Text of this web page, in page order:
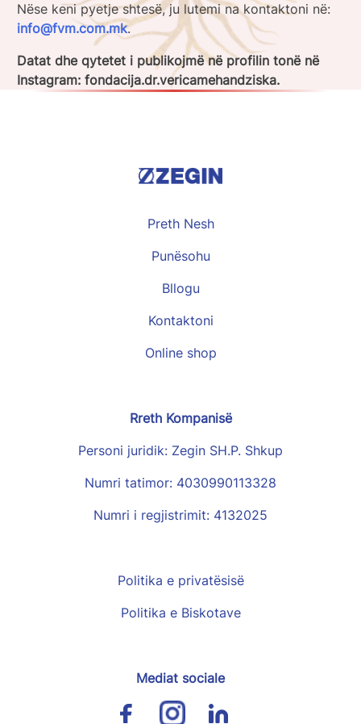
Nëse keni pyetje shtesë, ju lutemi na kontaktoni në:
info@fvm.com.mk.
Datat dhe qytetet i publikojmë në profilin tonë në
Instagram: fondacija.dr.vericamehandziska.
Preth Nesh
Punësohu
Bllogu
Kontaktoni
Online shop
Politika e privatësisë
Politika e Biskotave
Rreth Kompanisë
Personi juridik: Zegin SH.P. Shkup
Numri tatimor: 4030990113328
Numri i regjistrimit: 4132025
Mediat sociale